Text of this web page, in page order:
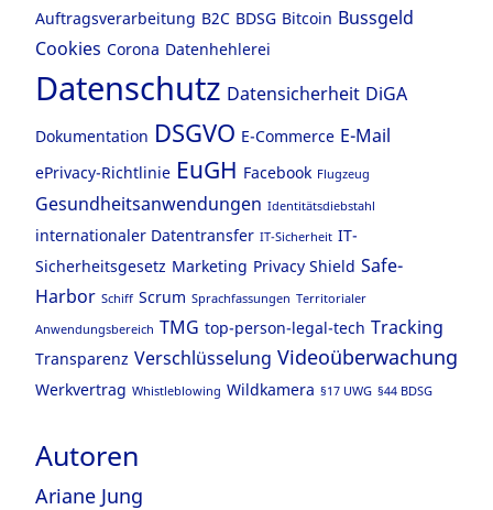
Auftragsverarbeitung B2C BDSG Bitcoin Bussgeld
Cookies Corona Datenhehlerei
Datenschutz Datensicherheit DiGA
Dokumentation DSGVO E-Commerce E-Mail
ePrivacy-Richtlinie EuGH Facebook Flugzeug
Gesundheitsanwendungen Identitätsdiebstahl
internationaler Datentransfer IT-Sicherheit IT-
Sicherheitsgesetz Marketing Privacy Shield Safe-
Harbor Schiff Scrum Sprachfassungen Territorialer
Anwendungsbereich TMG top-person-legal-tech Tracking
Transparenz Verschlüsselung Videoüberwachung
Werkvertrag Whistleblowing Wildkamera §17 UWG §44 BDSG
Autoren
Ariane Jung